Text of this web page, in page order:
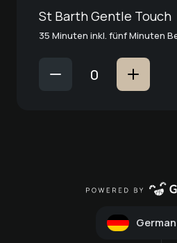
St Barth Gentle Touch
35 Minuten inkl. fünf Minuten
German